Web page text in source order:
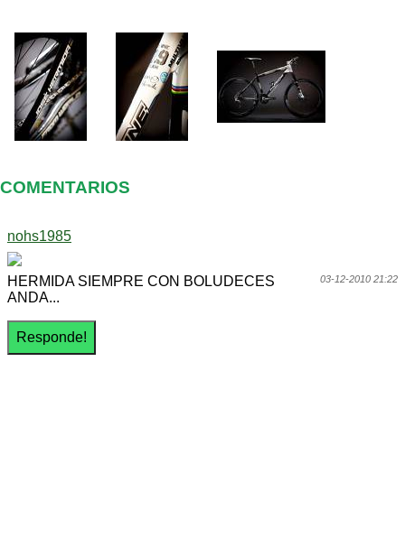
COMENTARIOS
nohs1985
03-12-2010 21:22
HERMIDA SIEMPRE CON BOLUDECES
ANDA...